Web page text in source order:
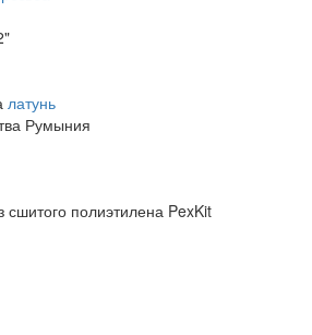
латунь
Румыния
сшитого полиэтилена PexKit